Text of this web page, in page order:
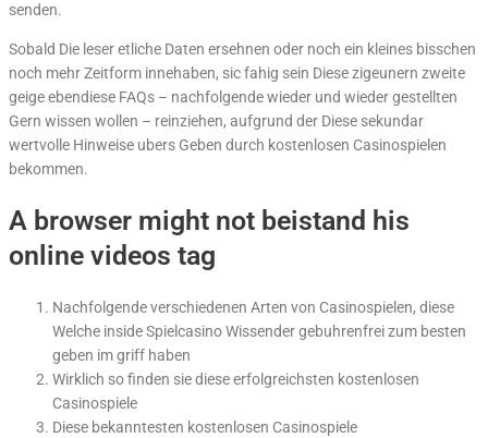
senden.
Sobald Die leser etliche Daten ersehnen oder noch ein kleines bisschen
noch mehr Zeitform innehaben, sic fahig sein Diese zigeunern zweite
geige ebendiese FAQs – nachfolgende wieder und wieder gestellten
Gern wissen wollen – reinziehen, aufgrund der Diese sekundar
wertvolle Hinweise ubers Geben durch kostenlosen Casinospielen
bekommen.
A browser might not beistand his
online videos tag
Nachfolgende verschiedenen Arten von Casinospielen, diese
Welche inside Spielcasino Wissender gebuhrenfrei zum besten
geben im griff haben
Wirklich so finden sie diese erfolgreichsten kostenlosen
Casinospiele
Diese bekanntesten kostenlosen Casinospiele